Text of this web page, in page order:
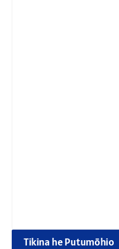
Tikina he Putumōhio